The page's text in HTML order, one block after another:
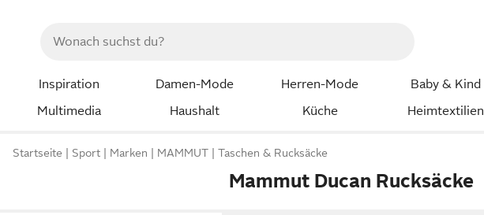
Inspiration Damen-Mode Herren-Mode Baby & Kind
Multimedia
Haushalt Küche Heimtextilien
Startseite Sport Marken MAMMUT Taschen & Rucksäcke
Mammut Ducan Rucksäcke